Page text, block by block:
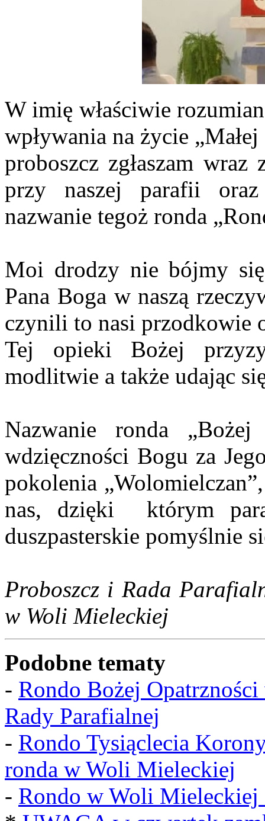
W imię właściwie
wpływania na życie
proboszcz zgłaszam wraz
przy naszej parafii
nazwanie tegoż ronda
Moi drodzy nie bójmy
Pana Boga w naszą
czynili to nasi przodkowie
Tej opieki Bożej
modlitwie a także udając
Nazwanie ronda „Bożej
wdzięczności Bogu za
pokolenia
nas, dzięki którym
duszpasterskie pomyślnie
Proboszcz i Rada
w Woli Mieleckiej
Podobne tematy
- Rondo Bożej
Rady Parafialnej
- Rondo Tysiąclecia
ronda w Woli Mieleckiej
- Rondo w Woli